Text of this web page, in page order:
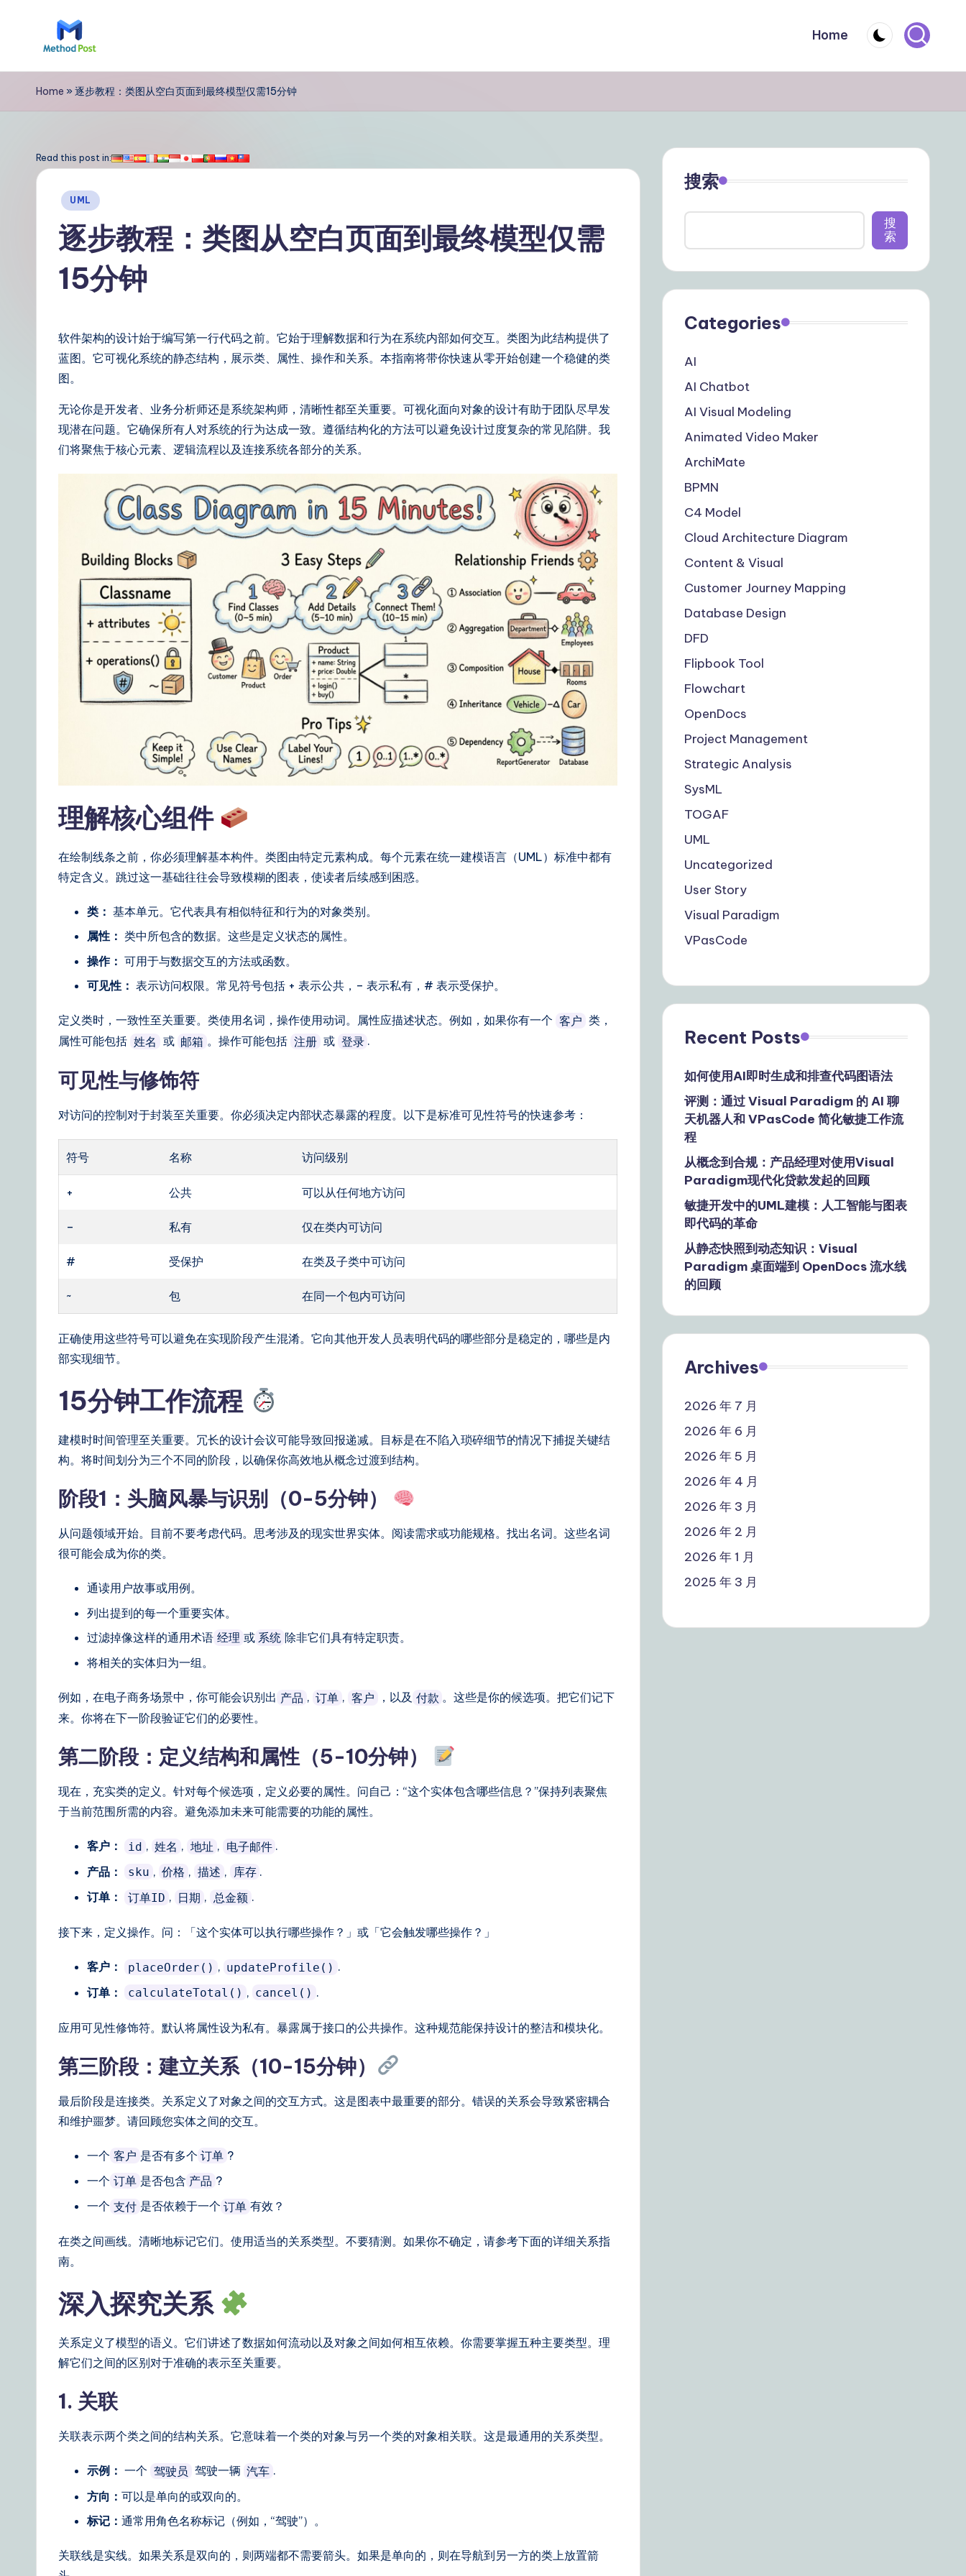
M
e
h
m
Y
ui
ft
Home
Home » 逐步教程：类图从空白页面到最终模型仅需15分钟
Read this post in:
Posted
UML
逐步教程：类图从空白页面到最终模型仅需
15分钟
软件架构的设计始于编写第一行代码之前。它始于理解数据和行为在系统内部如何交互。类图为此结构提供了
蓝图。它可视化系统的静态结构，展示类、属性、操作和关系。本指南将带你快速从零开始创建一个稳健的类
图。
无论你是开发者、业务分析师还是系统架构师，清晰性都至关重要。可视化面向对象的设计有助于团队尽早发
现潜在问题。它确保所有人对系统的行为达成一致。遵循结构化的方法可以避免设计过度复杂的常见陷阱。我
们将聚焦于核心元素、逻辑流程以及连接系统各部分的关系。
理解核心组件
在绘制线条之前，你必须理解基本构件。类图由特定元素构成。每个元素在统一建模语言（UML）标准中都有
特定含义。跳过这一基础往往会导致模糊的图表，使读者后续感到困惑。
类： 基本单元。它代表具有相似特征和行为的对象类别。
属性： 类中所包含的数据。这些是定义状态的属性。
操作： 可用于与数据交互的方法或函数。
可见性： 表示访问权限。常见符号包括 + 表示公共，– 表示私有，# 表示受保护。
定义类时，一致性至关重要。类使用名词，操作使用动词。属性应描述状态。例如，如果你有一个 客户 类，
属性可能包括 姓名 或 邮箱 。操作可能包括 注册 或 登录 .
可见性与修饰符
对访问的控制对于封装至关重要。你必须决定内部状态暴露的程度。以下是标准可见性符号的快速参考：
符号 名称 访问级别
+ 公共 可以从任何地方访问
– 私有 仅在类内可访问
# 受保护 在类及子类中可访问
~ 包 在同一个包内可访问
正确使用这些符号可以避免在实现阶段产生混淆。它向其他开发人员表明代码的哪些部分是稳定的，哪些是内
部实现细节。
15分钟工作流程
建模时时间管理至关重要。冗长的设计会议可能导致回报递减。目标是在不陷入琐碎细节的情况下捕捉关键结
构。将时间划分为三个不同的阶段，以确保你高效地从概念过渡到结构。
阶段1：头脑风暴与识别（0-5分钟）
从问题领域开始。目前不要考虑代码。思考涉及的现实世界实体。阅读需求或功能规格。找出名词。这些名词
很可能会成为你的类。
通读用户故事或用例。
列出提到的每一个重要实体。
过滤掉像这样的通用术语 经理 或 系统 除非它们具有特定职责。
将相关的实体归为一组。
例如，在电子商务场景中，你可能会识别出 产品 , 订单 , 客户 ，以及 付款 。这些是你的候选项。把它们记下
来。你将在下一阶段验证它们的必要性。
第二阶段：定义结构和属性（5-10分钟）
现在，充实类的定义。针对每个候选项，定义必要的属性。问自己：“这个实体包含哪些信息？”保持列表聚焦
于当前范围所需的内容。避免添加未来可能需要的功能的属性。
客户： id , 姓名 , 地址 , 电子邮件 .
产品：
sku , 价格 , 描述 , 库存 .
订单：
订单ID , 日期 , 总金额 .
接下来，定义操作。问：「这个实体可以执行哪些操作？」或「它会触发哪些操作？」
客户： placeOrder() , updateProfile() .
订单：
calculateTotal() , cancel() .
应用可见性修饰符。默认将属性设为私有。暴露属于接口的公共操作。这种规范能保持设计的整洁和模块化。
第三阶段：建立关系（10-15分钟）
最后阶段是连接类。关系定义了对象之间的交互方式。这是图表中最重要的部分。错误的关系会导致紧密耦合
和维护噩梦。请回顾您实体之间的交互。
一个 客户 是否有多个 订单 ?
一个 订单 是否包含 产品 ?
一个 支付 是否依赖于一个 订单 有效？
在类之间画线。清晰地标记它们。使用适当的关系类型。不要猜测。如果你不确定，请参考下面的详细关系指
南。
深入探究关系
关系定义了模型的语义。它们讲述了数据如何流动以及对象之间如何相互依赖。你需要掌握五种主要类型。理
解它们之间的区别对于准确的表示至关重要。
1. 关联
关联表示两个类之间的结构关系。它意味着一个类的对象与另一个类的对象相关联。这是最通用的关系类型。
示例： 一个 驾驶员 驾驶一辆 汽车 .
方向： 可以是单向的或双向的。
标记： 通常用角色名称标记（例如，“驾驶”）。
关联线是实线。如果关系是双向的，则两端都不需要箭头。如果是单向的，则在导航到另一方的类上放置箭
搜索
搜
索
Categories
AI
AI Chatbot
AI Visual Modeling
Animated Video Maker
ArchiMate
BPMN
C4 Model
Cloud Architecture Diagram
Content & Visual
Customer Journey Mapping
Database Design
DFD
Flipbook Tool
Flowchart
OpenDocs
Project Management
Strategic Analysis
SysML
TOGAF
UML
Uncategorized
User Story
Visual Paradigm
VPasCode
Recent Posts
如何使用AI即时生成和排查代码图语法
评测：通过 Visual Paradigm 的 AI 聊
天机器人和 VPasCode 简化敏捷工作流
程
从概念到合规：产品经理对使用Visual
Paradigm现代化贷款发起的回顾
敏捷开发中的UML建模：人工智能与图表
即代码的革命
从静态快照到动态知识：Visual
Paradigm 桌面端到 OpenDocs 流水线
的回顾
Archives
2026 年 7 月
2026 年 6 月
2026 年 5 月
2026 年 4 月
2026 年 3 月
2026 年 2 月
2026 年 1 月
2025 年 3 月